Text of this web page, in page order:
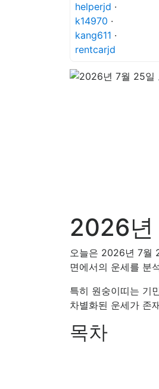
helperjd ·
k14970 ·
kang611 ·
rentcarjd
2026년
오늘은 2026년 7월
면에서의 운세를 분
특히 원숭이띠는 기
차별화된 운세가 존
목차